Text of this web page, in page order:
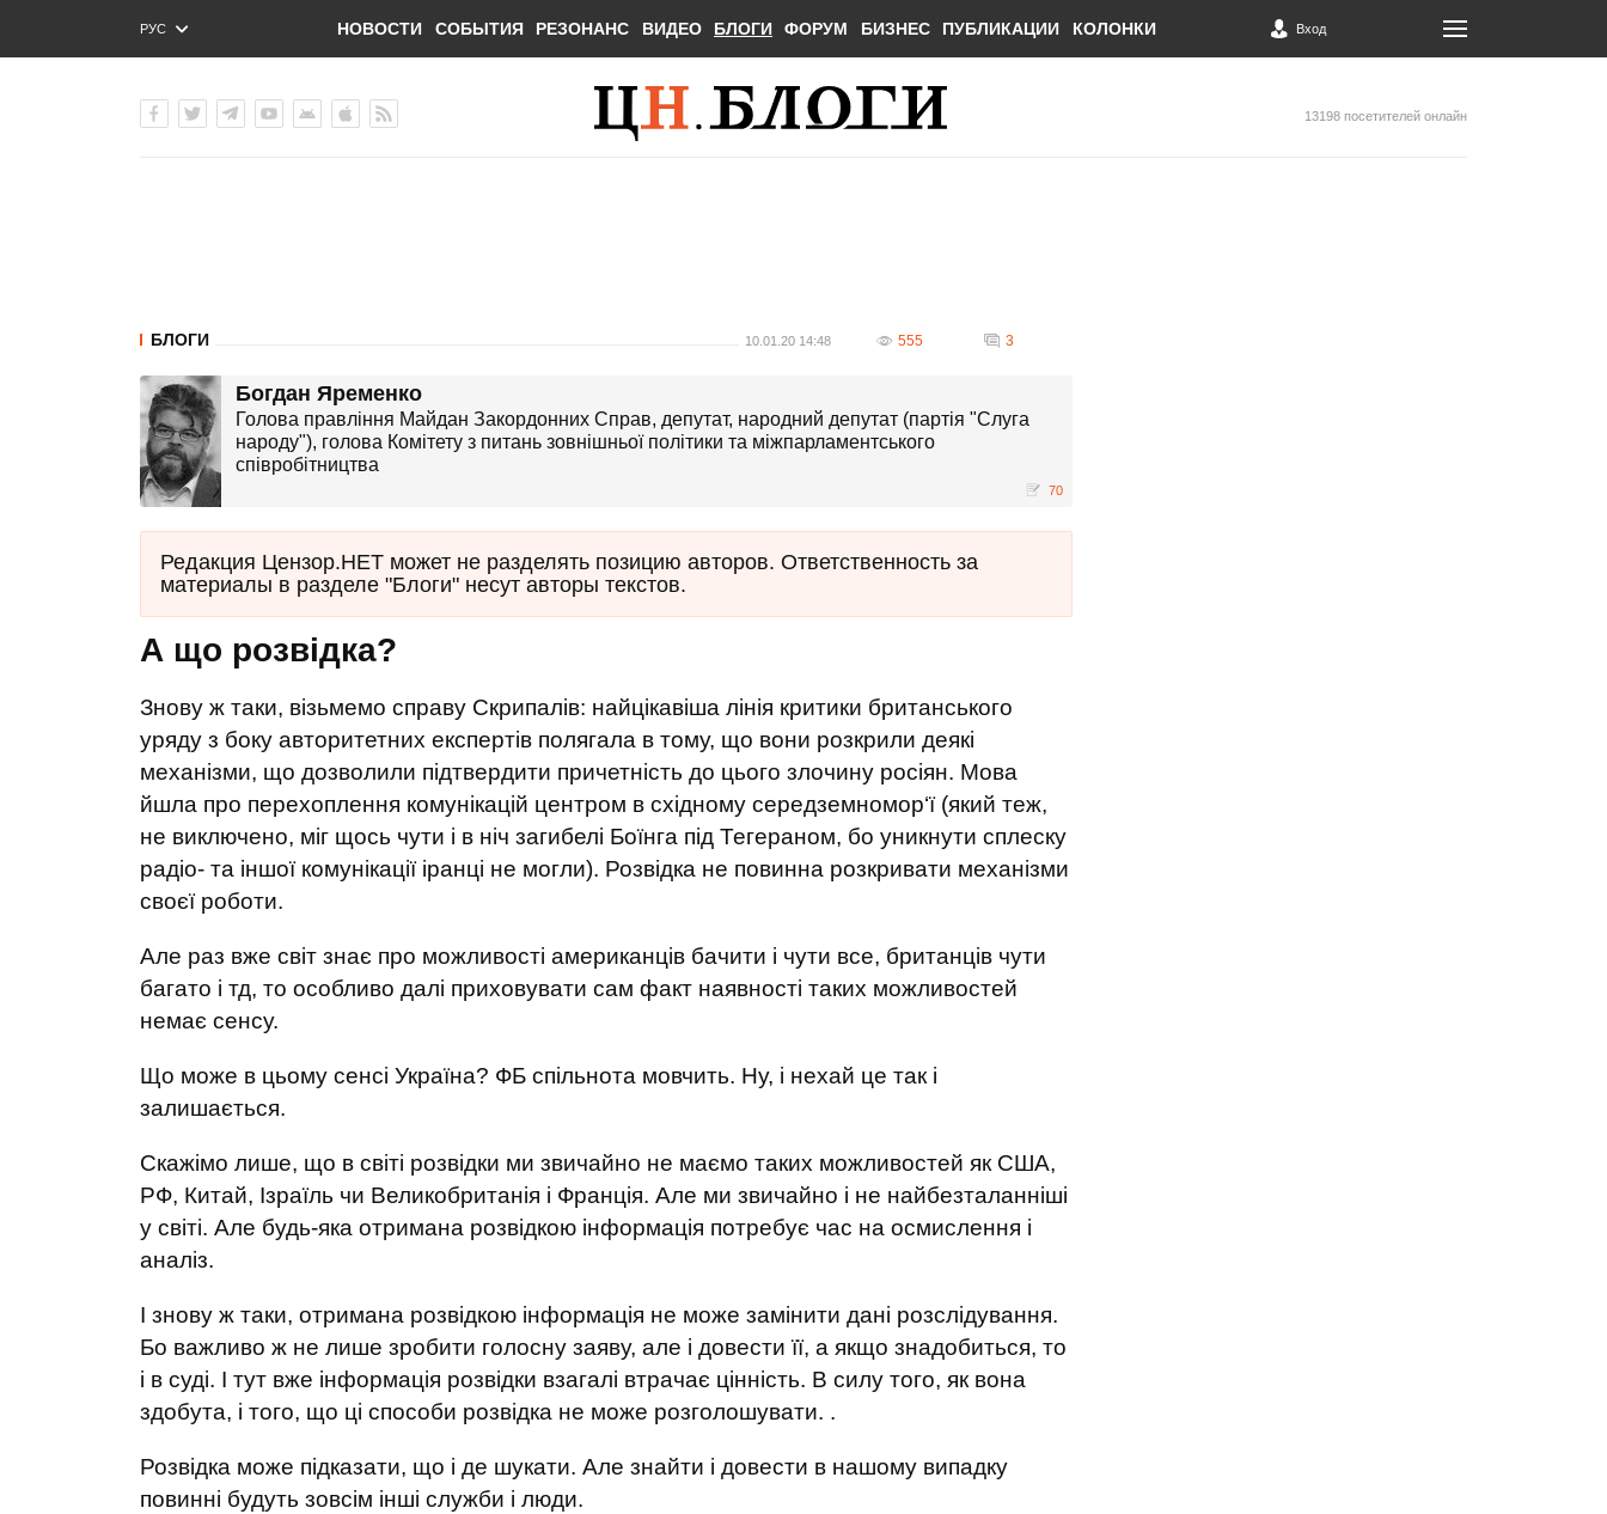
РУС
ENG
НОВОСТИ СОБЫТИЯ РЕЗОНАНС ВИДЕО БЛОГИ ФОРУМ БИЗНЕС ПУБЛИКАЦИИ КОЛОНКИ Вход
13198 посетителей онлайн
БЛОГИ 10.01.20 14:48 555 3
Богдан Яременко
Голова правління Майдан Закордонних Справ, депутат, народний депутат (партія "Слуга
народу"), голова Комітету з питань зовнішньої політики та міжпарламентського
співробітництва
70
Редакция Цензор.НЕТ может не разделять позицию авторов. Ответственность за
материалы в разделе "Блоги" несут авторы текстов.
А що розвідка?
Знову ж таки, візьмемо справу Скрипалів: найцікавіша лінія критики британського
уряду з боку авторитетних експертів полягала в тому, що вони розкрили деякі
механізми, що дозволили підтвердити причетність до цього злочину росіян. Мова
йшла про перехоплення комунікацій центром в східному середземномор‘ї (який теж,
не виключено, міг щось чути і в ніч загибелі Боїнга під Тегераном, бо уникнути сплеску
радіо- та іншої комунікації іранці не могли). Розвідка не повинна розкривати механізми
своєї роботи.
Але раз вже світ знає про можливості американців бачити і чути все, британців чути
багато і тд, то особливо далі приховувати сам факт наявності таких можливостей
немає сенсу.
Що може в цьому сенсі Україна? ФБ спільнота мовчить. Ну, і нехай це так і
залишається.
Скажімо лише, що в світі розвідки ми звичайно не маємо таких можливостей як США,
РФ, Китай, Ізраїль чи Великобританія і Франція. Але ми звичайно і не найбезталанніші
у світі. Але будь-яка отримана розвідкою інформація потребує час на осмислення і
аналіз.
І знову ж таки, отримана розвідкою інформація не може замінити дані розслідування.
Бо важливо ж не лише зробити голосну заяву, але і довести її, а якщо знадобиться, то
і в суді. І тут вже інформація розвідки взагалі втрачає цінність. В силу того, як вона
здобута, і того, що ці способи розвідка не може розголошувати. .
Розвідка може підказати, що і де шукати. Але знайти і довести в нашому випадку
повинні будуть зовсім інші служби і люди.